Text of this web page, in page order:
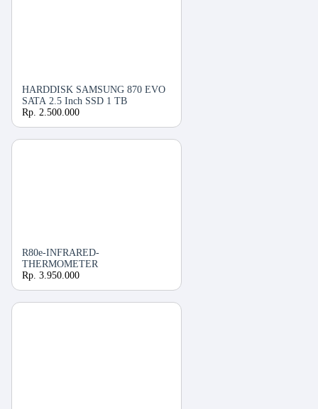
HARDDISK SAMSUNG 870 EVO
SATA 2.5 Inch SSD 1 TB
Rp. 2.500.000
R80e-INFRARED-
THERMOMETER
Rp. 3.950.000